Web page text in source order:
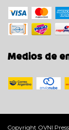
Medios de
Copyright OVNI Press